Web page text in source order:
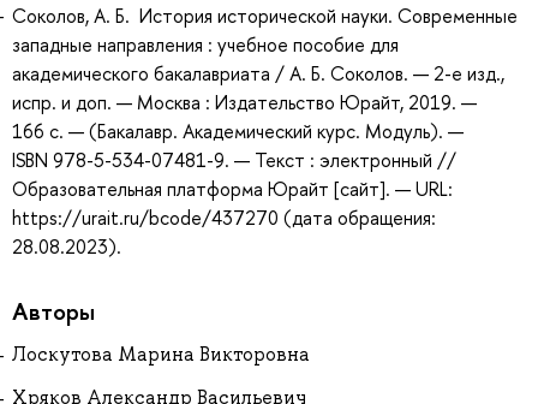
Соколов, А. Б. История исторической науки. Современные
западные направления : учебное пособие для
академического бакалавриата / А. Б. Соколов. — 2-е изд.,
испр. и доп. — Москва : Издательство Юрайт, 2019. —
166 с. — (Бакалавр. Академический курс. Модуль). —
ISBN 978-5-534-07481-9. — Текст : электронный //
Образовательная платформа Юрайт [сайт]. — URL:
https://urait.ru/bcode/437270 (дата обращения:
28.08.2023).
Авторы
Лоскутова Марина Викторовна
Хряков Александр Васильевич